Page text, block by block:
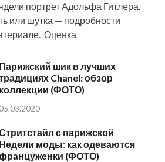
портрет Адольфа Гитлера.
или шутка — подробности
Оценка
Парижский шик в лучших
Chanel: обзор
коллекции (ФОТО)
05.03.2020
с парижской
Недели моды: как одеваются
(ФОТО)